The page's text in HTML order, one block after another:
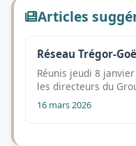
Articles
Réseau Trégor-
Réunis jeudi 8
les directeurs du
16 mars 2026